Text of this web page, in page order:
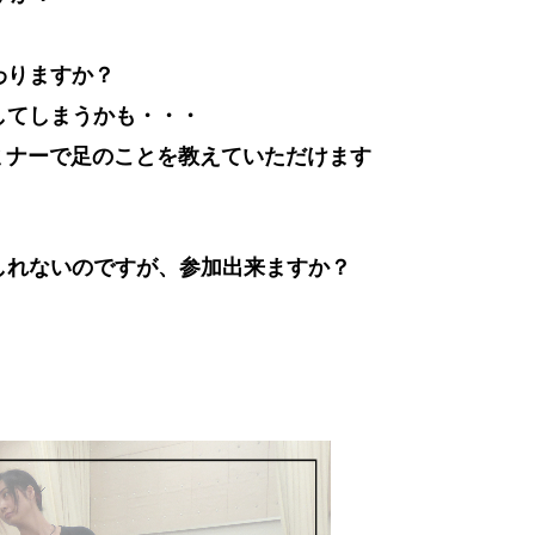
ますか？
しまうかも・・・
ーで足のことを教えていただけます
ないのですが、参加出来ますか？